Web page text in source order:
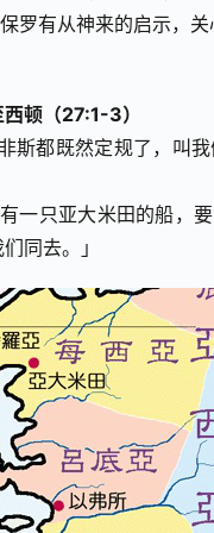
罗有从神来的启示，关
顿（27:1-3）
非斯都既然定规了，叫
有一只亚大米田的船，
同去。」